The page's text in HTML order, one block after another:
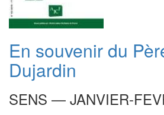
En souvenir du
Dujardin
SENS — JANVIER-